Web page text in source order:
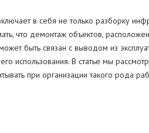
в себя не только разборку
что демонтаж объектов,
быть связан с выводом из
использования. В статье мы
при организации такого рода